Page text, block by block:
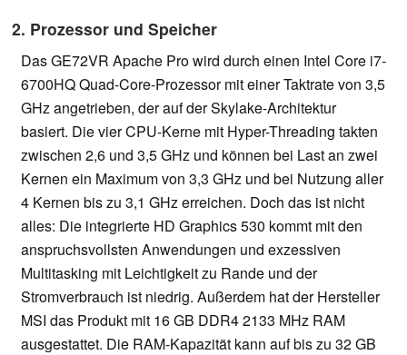
2. Prozessor und Speicher
Das GE72VR Apache Pro wird durch einen Intel Core i7-
6700HQ Quad-Core-Prozessor mit einer Taktrate von 3,5
GHz angetrieben, der auf der Skylake-Architektur
basiert. Die vier CPU-Kerne mit Hyper-Threading takten
zwischen 2,6 und 3,5 GHz und können bei Last an zwei
Kernen ein Maximum von 3,3 GHz und bei Nutzung aller
4 Kernen bis zu 3,1 GHz erreichen. Doch das ist nicht
alles: Die integrierte HD Graphics 530 kommt mit den
anspruchsvollsten Anwendungen und exzessiven
Multitasking mit Leichtigkeit zu Rande und der
Stromverbrauch ist niedrig. Außerdem hat der Hersteller
MSI das Produkt mit 16 GB DDR4 2133 MHz RAM
ausgestattet. Die RAM-Kapazität kann auf bis zu 32 GB